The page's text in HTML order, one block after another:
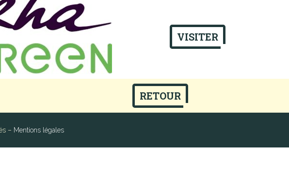
VISITER
RETOUR
– Mentions légales